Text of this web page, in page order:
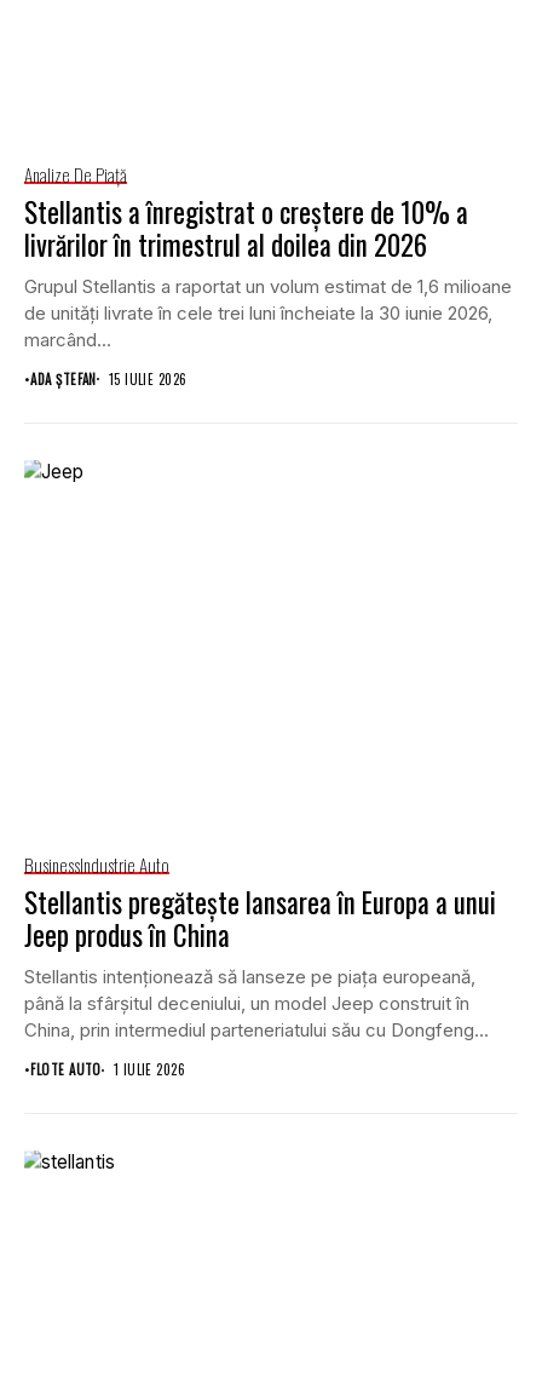
Analize De Piață
Stellantis a înregistrat o creștere de 10% a
livrărilor în trimestrul al doilea din 2026
Grupul Stellantis a raportat un volum estimat de 1,6 milioane
de unități livrate în cele trei luni încheiate la 30 iunie 2026,
marcând...
•ADA ȘTEFAN 15 IULIE 2026
BusinessIndustrie Auto
Stellantis pregătește lansarea în Europa a unui
Jeep produs în China
Stellantis intenționează să lanseze pe piața europeană,
până la sfârșitul deceniului, un model Jeep construit în
China, prin intermediul parteneriatului său cu Dongfeng...
•FLOTE AUTO 1 IULIE 2026